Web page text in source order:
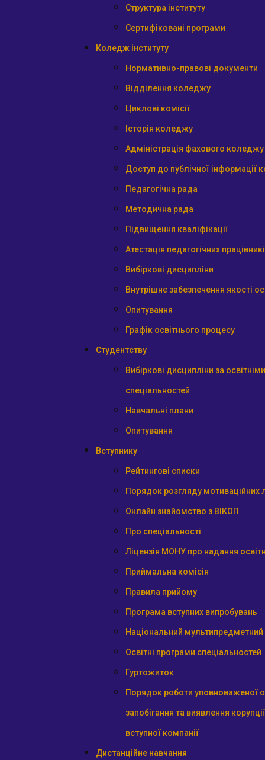
Структура інституту
Сертифіковані програми
Коледж інституту
Нормативно-правові документи
Відділення коледжу
Циклові комісії
Історія коледжу
Адміністрація фахового коледжу
Доступ до публічної інформації
Педагогічна рада
Методична рада
Підвищення кваліфікації
Атестація педагогічних
Вибіркові дисципліни
Внутрішнє забезпечення якості
Опитування
Графік освітнього процесу
Студентству
Вибіркові дисципліни за
спеціальностей
Навчальні плани
Опитування
Вступнику
Рейтингові списки
Порядок розгляду мотиваційних
Онлайн знайомство з ВІКОП
Про спеціальності
Ліцензія МОНУ про надання
Приймальна комісія
Правила прийому
Програма вступних випробувань
Національний
Освітні програми спеціальностей
Гуртожиток
Порядок роботи уповноваженої
запобігання та виявлення
вступної компанії
Дистанційне навчання